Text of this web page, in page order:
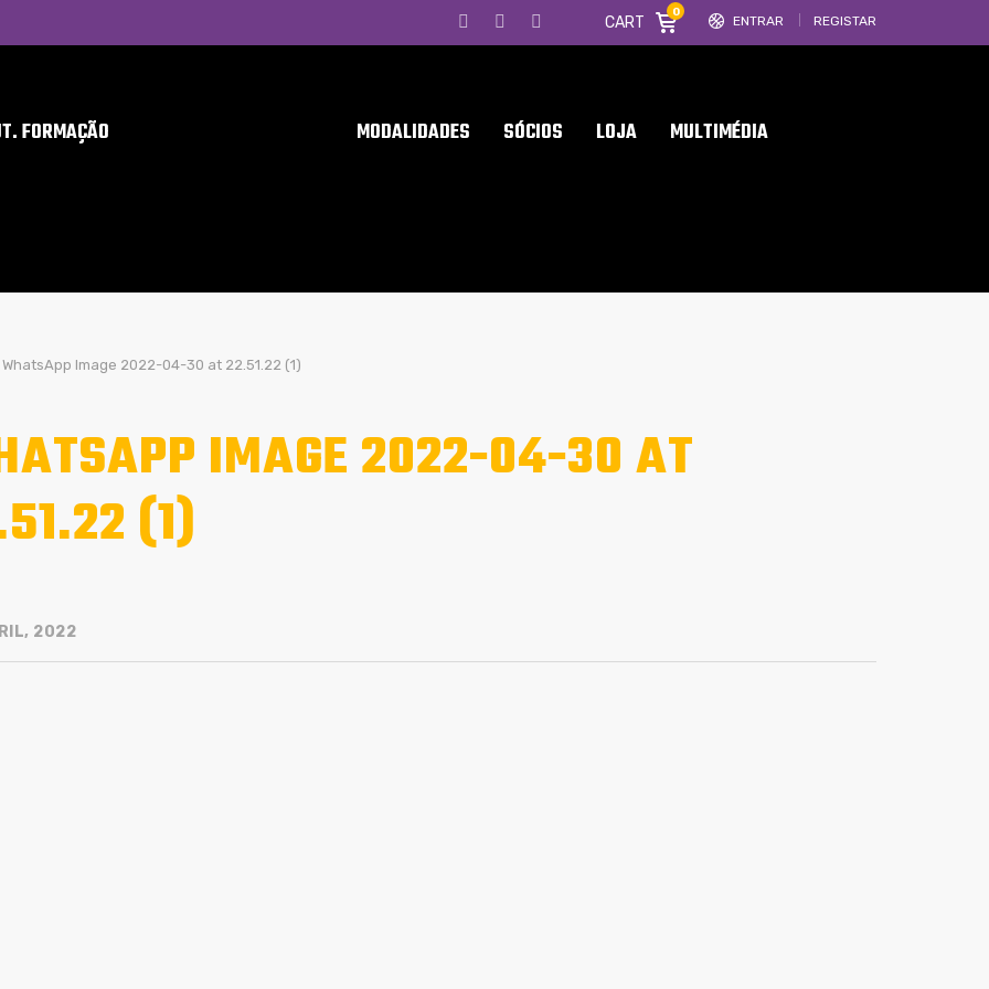
ENTRAR REGISTAR
CART
0
FORMAÇÃO MODALIDADES SÓCIOS LOJA MULTIMÉDIA
WhatsApp Image 2022-04-30 at 22.51.22 (1)
IMAGE 2022-04-30 AT
(1)
2022